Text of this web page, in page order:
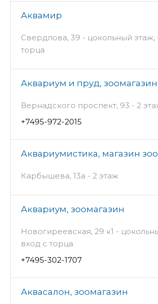
Аквамир
Свердлова, 39 - цокольный этаж,
торца
Аквариум и пруд, зоомагазин
Вернадского проспект, 93 - 2
+7495-972-2015
Аквариумистика, магазин
Карбышева, 13а - 2 этаж
Аквариум, зоомагазин
Новогиреевская, 29 к1 -
вход с торца
+7495-302-1707
Аквасалон, зоомагазин